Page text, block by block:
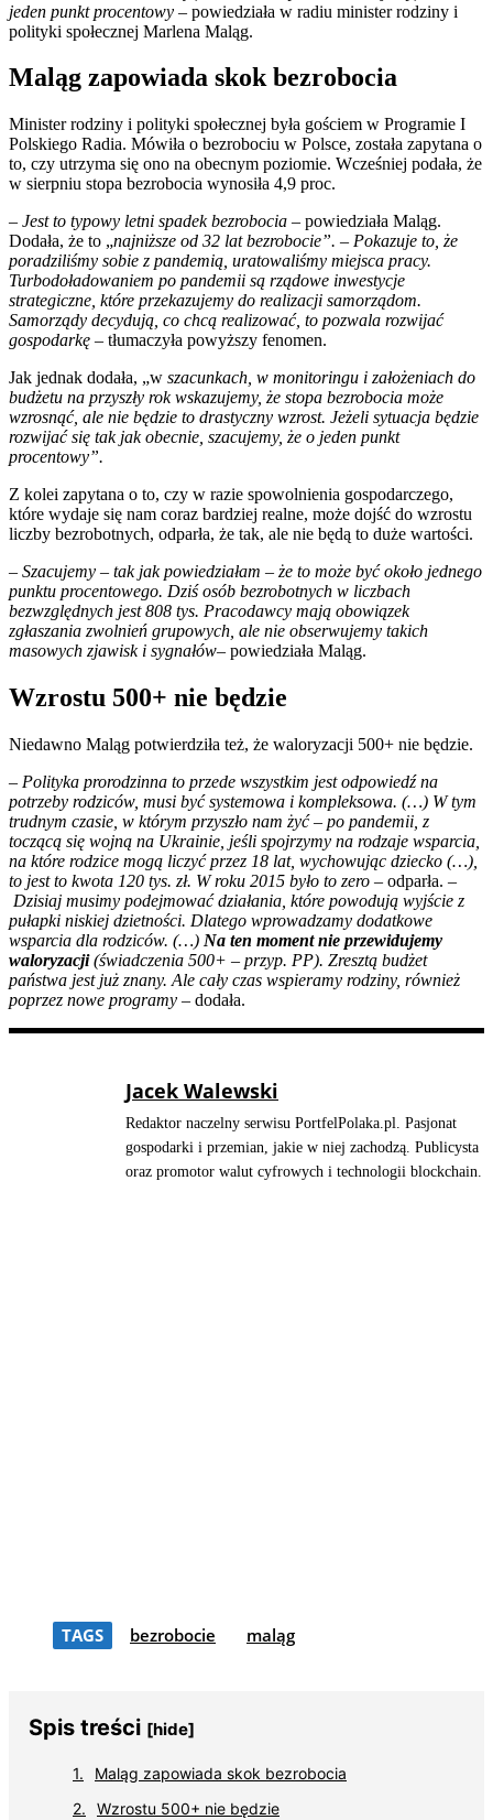
jeden punkt procentowy – powiedziała w radiu minister rodziny i
polityki społecznej Marlena Maląg.
Maląg zapowiada skok bezrobocia
Minister rodziny i polityki społecznej była gościem w Programie I
Polskiego Radia. Mówiła o bezrobociu w Polsce, została zapytana o
to, czy utrzyma się ono na obecnym poziomie. Wcześniej podała, że
w sierpniu stopa bezrobocia wynosiła 4,9 proc.
– Jest to typowy letni spadek bezrobocia – powiedziała Maląg.
Dodała, że to „najniższe od 32 lat bezrobocie”. – Pokazuje to, że
poradziliśmy sobie z pandemią, uratowaliśmy miejsca pracy.
Turbodoładowaniem po pandemii są rządowe inwestycje
strategiczne, które przekazujemy do realizacji samorządom.
Samorządy decydują, co chcą realizować, to pozwala rozwijać
gospodarkę – tłumaczyła powyższy fenomen.
Jak jednak dodała, „w szacunkach, w monitoringu i założeniach do
budżetu na przyszły rok wskazujemy, że stopa bezrobocia może
wzrosnąć, ale nie będzie to drastyczny wzrost. Jeżeli sytuacja będzie
rozwijać się tak jak obecnie, szacujemy, że o jeden punkt
procentowy”.
Z kolei zapytana o to, czy w razie spowolnienia gospodarczego,
które wydaje się nam coraz bardziej realne, może dojść do wzrostu
liczby bezrobotnych, odparła, że tak, ale nie będą to duże wartości.
– Szacujemy – tak jak powiedziałam – że to może być około jednego
punktu procentowego. Dziś osób bezrobotnych w liczbach
bezwzględnych jest 808 tys. Pracodawcy mają obowiązek
zgłaszania zwolnień grupowych, ale nie obserwujemy takich
masowych zjawisk i sygnałów– powiedziała Maląg.
Wzrostu 500+ nie będzie
Niedawno Maląg potwierdziła też, że waloryzacji 500+ nie będzie.
– Polityka prorodzinna to przede wszystkim jest odpowiedź na
potrzeby rodziców, musi być systemowa i kompleksowa. (…) W tym
trudnym czasie, w którym przyszło nam żyć – po pandemii, z
toczącą się wojną na Ukrainie, jeśli spojrzymy na rodzaje wsparcia,
na które rodzice mogą liczyć przez 18 lat, wychowując dziecko (…),
to jest to kwota 120 tys. zł. W roku 2015 było to zero – odparła. –
Dzisiaj musimy podejmować działania, które powodują wyjście z
pułapki niskiej dzietności. Dlatego wprowadzamy dodatkowe
wsparcia dla rodziców. (…) Na ten moment nie przewidujemy
waloryzacji(świadczenia 500+ – przyp. PP). Zresztą budżet
państwa jest już znany. Ale cały czas wspieramy rodziny, również
poprzez nowe programy – dodała.
Jacek Walewski
Redaktor naczelny serwisu PortfelPolaka.pl. Pasjonat
gospodarki i przemian, jakie w niej zachodzą. Publicysta
oraz promotor walut cyfrowych i technologii blockchain.
TAGS bezrobocie maląg
Spis treści [hide]
Maląg zapowiada skok bezrobocia
Wzrostu 500+ nie będzie